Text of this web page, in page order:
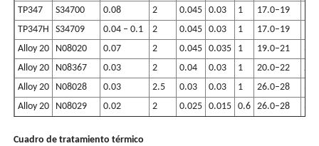
TP347
S34700 0.08 2 0.045 0.03 1 17.0–19
TP347H
S34709 0.04 – 0.1 2 0.045 0.03 1 17.0–19
Alloy 20
N08020 0.07 2 0.045 0.035 1 19.0–21
Alloy 20
N08367 0.03 2 0.04 0.03 1 20.0–22
Alloy 20
N08028 0.03 2.5 0.03 0.03 1 26.0–28
Alloy 20
N08029 0.02 2 0.025 0.015 0.6 26.0–28
Cuadro de tratamiento térmico